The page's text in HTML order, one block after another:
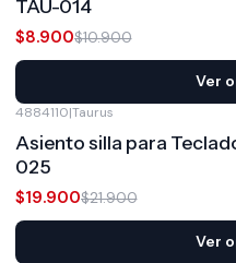
TAU-014
$8.900$10.900
Ver
4884110|Taurus
Asiento silla para
025
$19.900$21.900
Ver